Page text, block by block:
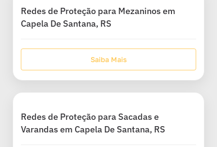
Redes de Proteção para Mezaninos em
Capela De Santana, RS
Saiba Mais
Redes de Proteção para Sacadas e
Varandas em Capela De Santana, RS